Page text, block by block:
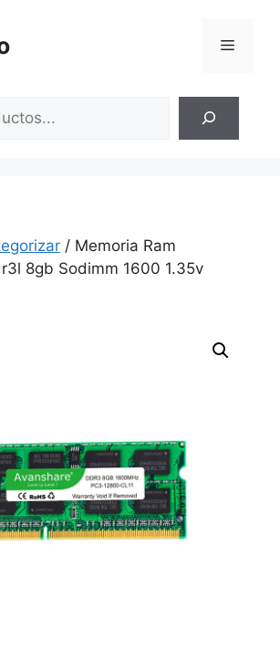
Menú
/ Memoria Ram
8gb Sodimm 1600 1.35v